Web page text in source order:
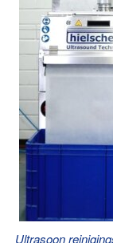
Ultrasoon